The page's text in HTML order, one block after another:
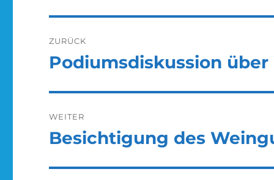
ZURÜCK
Vorheriger
Podiumsdiskussion
WEITER
Nächster
Besichtigung des